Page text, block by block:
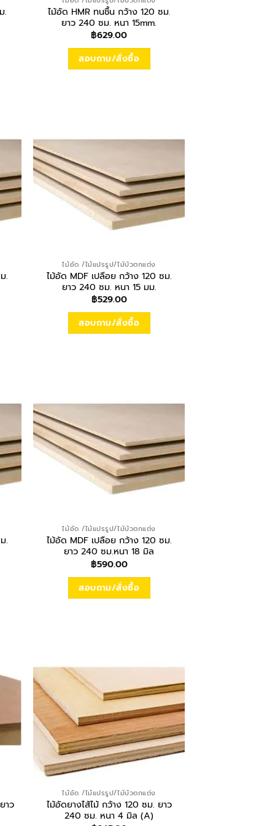
.
ไม้อัด HMR ทนชื้น กว้าง 120 ซม.
ยาว 240 ซม. หนา 15mm.
฿629.00
สอบถาม/สั่งซื้อ
.
ไม้อัด /ไม้แปรรูป/ไม้บัวตกแต่ง
ไม้อัด MDF เปลือย กว้าง 120 ซม.
ยาว 240 ซม. หนา 15 มม.
฿529.00
สอบถาม/สั่งซื้อ
.
ไม้อัด /ไม้แปรรูป/ไม้บัวตกแต่ง
ไม้อัด MDF เปลือย กว้าง 120 ซม.
ยาว 240 ซม.หนา 18 มิล
฿590.00
สอบถาม/สั่งซื้อ
าว
ไม้อัด /ไม้แปรรูป/ไม้บัวตกแต่ง
ไม้อัดยางไส้ไม้ กว้าง 120 ซม. ยาว
240 ซม. หนา 4 มิล (A)